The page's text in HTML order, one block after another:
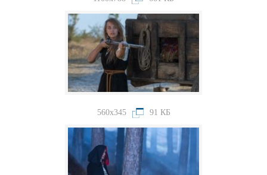
560x345 91 КБ